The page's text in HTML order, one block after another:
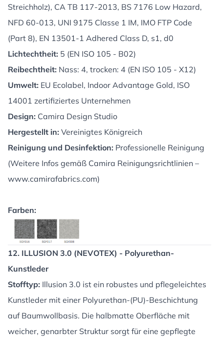
Streichholz), CA TB 117-2013, BS 7176 Low Hazard,
NFD 60-013, UNI 9175 Classe 1 IM, IMO FTP Code
(Part 8), EN 13501-1 Adhered Class D, s1, d0
Lichtechtheit: 5 (EN ISO 105 - B02)
Reibechtheit: Nass: 4, trocken: 4 (EN ISO 105 - X12)
Umwelt: EU Ecolabel, Indoor Advantage Gold, ISO
14001 zertifiziertes Unternehmen
Design: Camira Design Studio
Hergestellt in: Vereinigtes Königreich
Reinigung und Desinfektion: Professionelle Reinigung
(Weitere Infos gemäß Camira Reinigungsrichtlinien –
www.camirafabrics.com)
Farben:
12. ILLUSION 3.0 (NEVOTEX) - Polyurethan-
Kunstleder
Stofftyp: Illusion 3.0 ist ein robustes und pflegeleichtes
Kunstleder mit einer Polyurethan-(PU)-Beschichtung
auf Baumwollbasis. Die halbmatte Oberfläche mit
weicher, genarbter Struktur sorgt für eine gepflegte